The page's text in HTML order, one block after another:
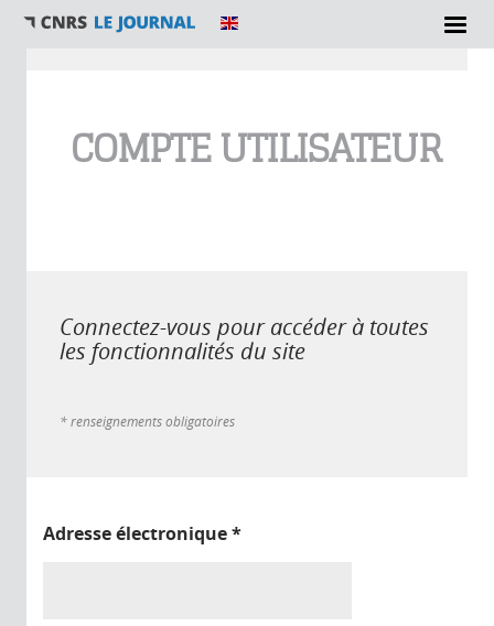
COMPTE UTILISATEUR
Connectez-vous pour accéder à toutes
les fonctionnalités du site
* renseignements obligatoires
Adresse électronique*